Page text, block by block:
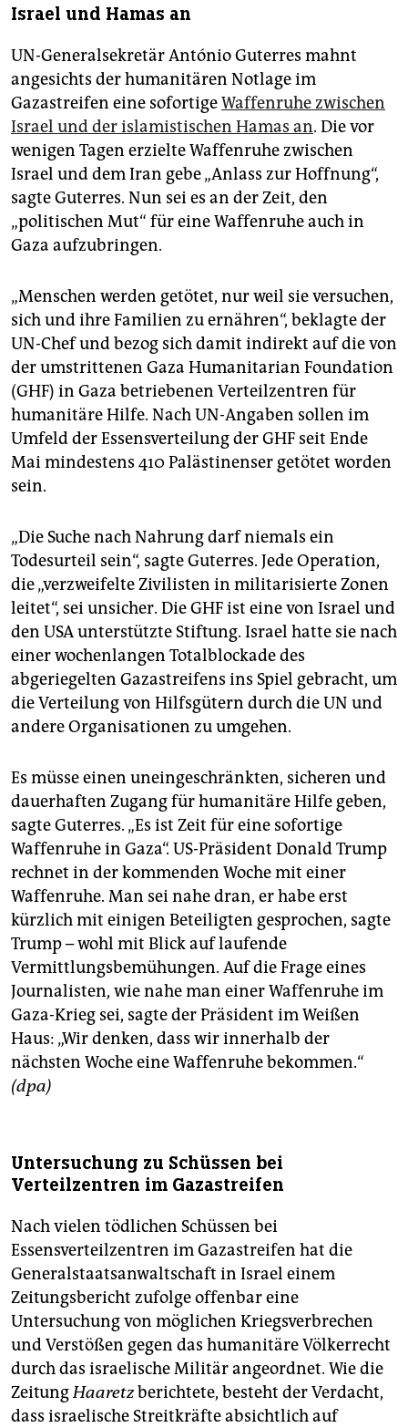
Israel und Hamas an
UN-Generalsekretär António Guterres mahnt
angesichts der humanitären Notlage im
Gazastreifen eine sofortigeWaffenruhe zwischen
Israel und der islamistischen Hamas an. Die vor
wenigen Tagen erzielte Waffenruhe zwischen
Israel und dem Iran gebe „Anlass zur Hoffnung“,
sagte Guterres. Nun sei es an der Zeit, den
„politischen Mut“ für eine Waffenruhe auch in
Gaza aufzubringen.
„Menschen werden getötet, nur weil sie versuchen,
sich und ihre Familien zu ernähren“, beklagte der
UN-Chef und bezog sich damit indirekt auf die von
der umstrittenen Gaza Humanitarian Foundation
(GHF) in Gaza betriebenen Verteilzentren für
humanitäre Hilfe. Nach UN-Angaben sollen im
Umfeld der Essensverteilung der GHF seit Ende
Mai mindestens 410 Palästinenser getötet worden
sein.
„Die Suche nach Nahrung darf niemals ein
Todesurteil sein“, sagte Guterres. Jede Operation,
die „verzweifelte Zivilisten in militarisierte Zonen
leitet“, sei unsicher. Die GHF ist eine von Israel und
den USA unterstützte Stiftung. Israel hatte sie nach
einer wochenlangen Totalblockade des
abgeriegelten Gazastreifens ins Spiel gebracht, um
die Verteilung von Hilfsgütern durch die UN und
andere Organisationen zu umgehen.
Es müsse einen uneingeschränkten, sicheren und
dauerhaften Zugang für humanitäre Hilfe geben,
sagte Guterres. „Es ist Zeit für eine sofortige
Waffenruhe in Gaza“. US-Präsident Donald Trump
rechnet in der kommenden Woche mit einer
Waffenruhe. Man sei nahe dran, er habe erst
kürzlich mit einigen Beteiligten gesprochen, sagte
Trump – wohl mit Blick auf laufende
Vermittlungsbemühungen. Auf die Frage eines
Journalisten, wie nahe man einer Waffenruhe im
Gaza-Krieg sei, sagte der Präsident im Weißen
Haus: „Wir denken, dass wir innerhalb der
nächsten Woche eine Waffenruhe bekommen.“
(dpa)
Untersuchung zu Schüssen bei
Verteilzentren im Gazastreifen
Nach vielen tödlichen Schüssen bei
Essensverteilzentren im Gazastreifen hat die
Generalstaatsanwaltschaft in Israel einem
Zeitungsbericht zufolge offenbar eine
Untersuchung von möglichen Kriegsverbrechen
und Verstößen gegen das humanitäre Völkerrecht
durch das israelische Militär angeordnet. Wie die
ZeitungHaaretzberichtete, besteht der Verdacht,
dass israelische Streitkräfte absichtlich auf